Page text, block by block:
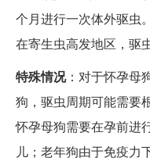
个月进行一次体外驱虫
在寄生虫高发地区，驱
特殊情况：对于怀孕母
狗，驱虫周期可能需要
怀孕母狗需要在孕前进
儿；老年狗由于免疫力